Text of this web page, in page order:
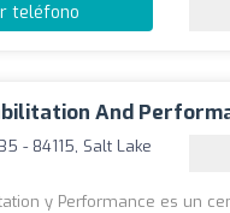
teléfono
And
- 84115, Salt Lake
y Performance es un